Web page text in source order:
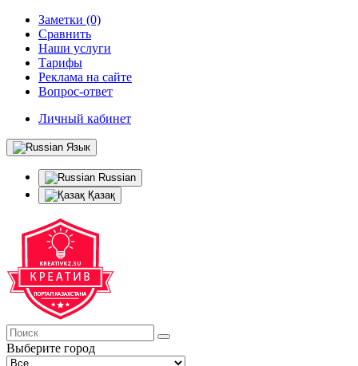
Заметки (0)
Сравнить
Наши услуги
Тарифы
Реклама на сайте
Вопрос-ответ
Личный кабинет
Язык
Russian
Қазақ
Выберите город